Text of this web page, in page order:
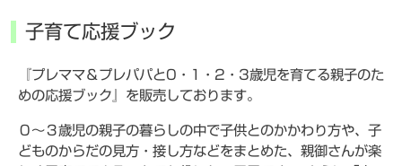
子育て応援ブック
『プレママ＆プレパパと0・1・2・3歳児を育てる親子のた
めの応援ブック』を販売しております。
０～３歳児の親子の暮らしの中で子供とのかかわり方や、子
どものからだの見方・接し方などをまとめた、親御さんが楽